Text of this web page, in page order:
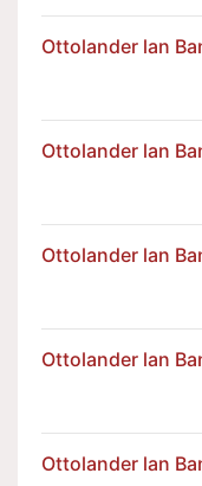
Ottolander lan
Ottolander lan
Ottolander lan
Ottolander lan
Ottolander lan